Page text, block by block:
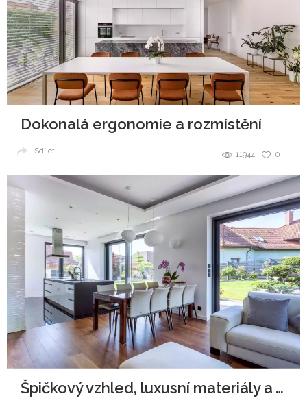
Dokonalá ergonomie a rozmístění
0
11944
Sdílet
Špičkový vzhled, luxusní materiály a všudypřítomná elegance.